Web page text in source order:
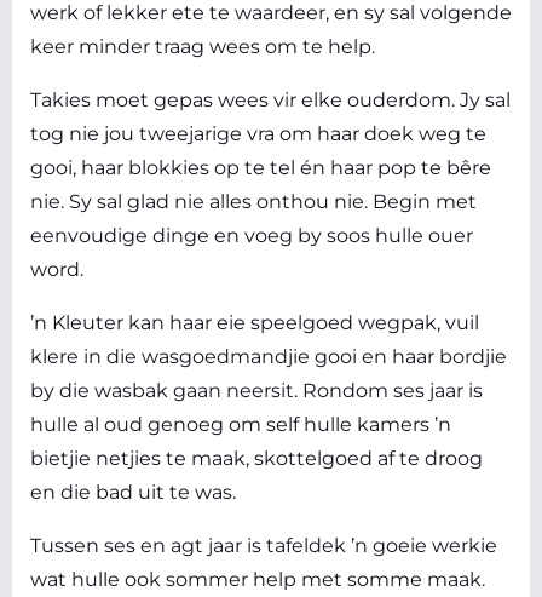
werk of lekker ete te waardeer, en sy sal volgende
keer minder traag wees om te help.
Takies moet gepas wees vir elke ouderdom. Jy sal
tog nie jou tweejarige vra om haar doek weg te
gooi, haar blokkies op te tel én haar pop te bêre
nie. Sy sal glad nie alles onthou nie. Begin met
eenvoudige dinge en voeg by soos hulle ouer
word.
’n Kleuter kan haar eie speelgoed wegpak, vuil
klere in die wasgoedmandjie gooi en haar bordjie
by die wasbak gaan neersit. Rondom ses jaar is
hulle al oud genoeg om self hulle kamers ’n
bietjie netjies te maak, skottelgoed af te droog
en die bad uit te was.
Tussen ses en agt jaar is tafeldek ’n goeie werkie
wat hulle ook sommer help met somme maak.